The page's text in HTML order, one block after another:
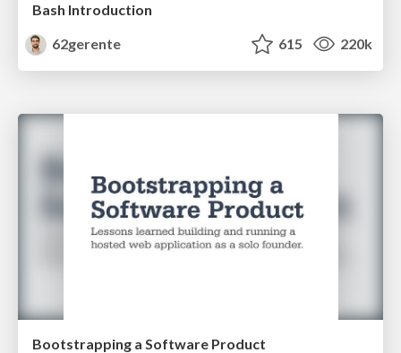
Bash Introduction
62gerente
615 220k
Bootstrapping a Software Product